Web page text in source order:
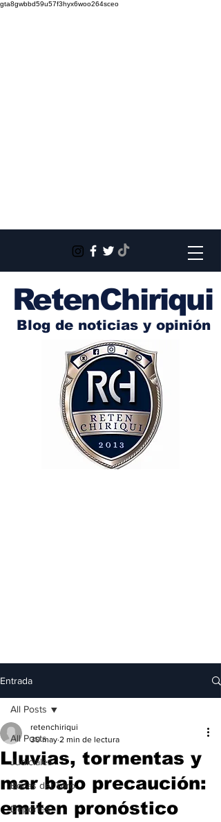
gta8gwbbd59u57f3hyx6woo264sceo
RetenChiriqui
Blog de noticias y opinión
Entrada
All Posts
Judiciales
Bocas del Toro
Deportes
All Posts
Lluvias, tormentas y
mar bajo precaución:
emiten pronóstico
retenchiriqui
30 may 2 min de lectura